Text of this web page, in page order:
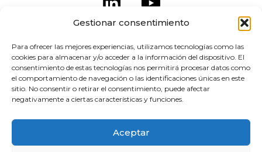
Gestionar consentimiento
Para ofrecer las mejores experiencias, utilizamos tecnologías como las
cookies para almacenar y/o acceder a la información del dispositivo. El
consentimiento de estas tecnologías nos permitirá procesar datos como
el comportamiento de navegación o las identificaciones únicas en este
sitio. No consentir o retirar el consentimiento, puede afectar
negativamente a ciertas características y funciones.
Aceptar
Copyright © 2026 flipaz.es
Powered by flipaz.es